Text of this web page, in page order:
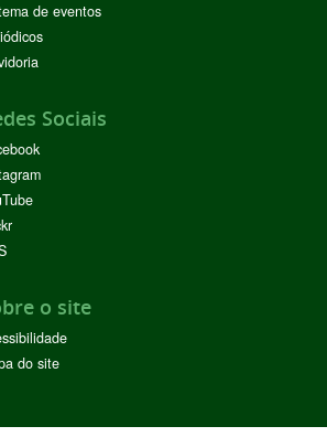
de eventos
Sociais
o site
do site